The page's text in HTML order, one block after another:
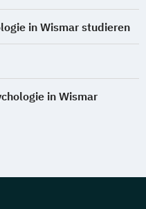
in Wismar studieren
in Wismar